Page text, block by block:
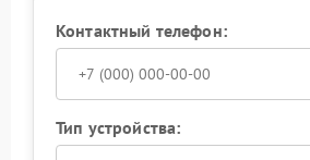
Контактный телефон:
Тип устройства: